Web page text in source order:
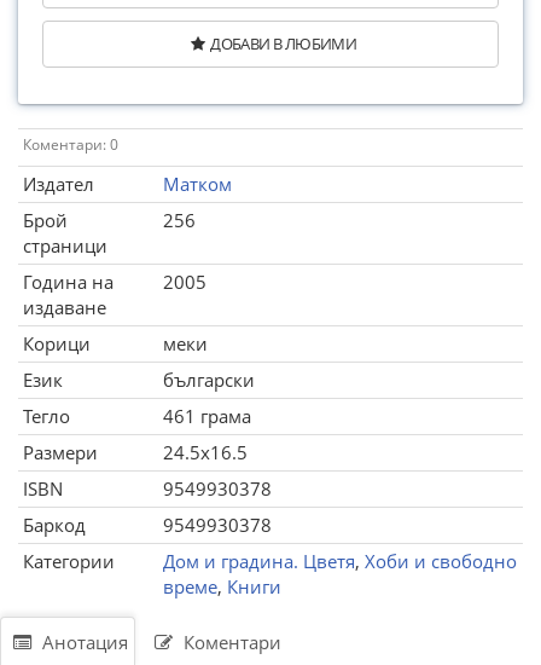
ДОБАВИ В ЛЮБИМИ
Коментари: 0
Издател
Матком
Брой
страници
256
Година на
издаване
2005
Корици
меки
Език
български
Тегло
461 грама
Размери
24.5x16.5
ISBN
9549930378
Баркод
9549930378
Категории
Дом и градина. Цветя, Хоби и свободно
време, Книги
Анотация Коментари